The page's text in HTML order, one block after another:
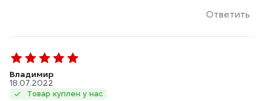
Ответить
Владимир
18.07.2022
Товар куплен у нас